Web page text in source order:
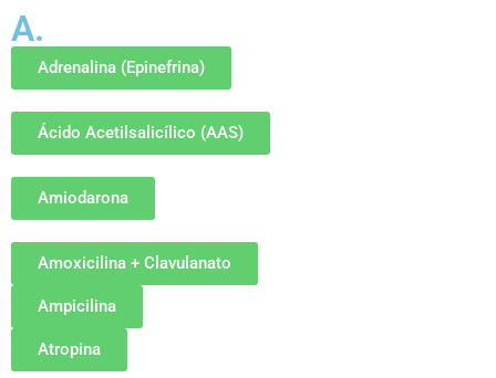
A.
Adrenalina (Epinefrina)
Ácido Acetilsalicílico (AAS)
Amiodarona
Amoxicilina + Clavulanato
Ampicilina
Atropina